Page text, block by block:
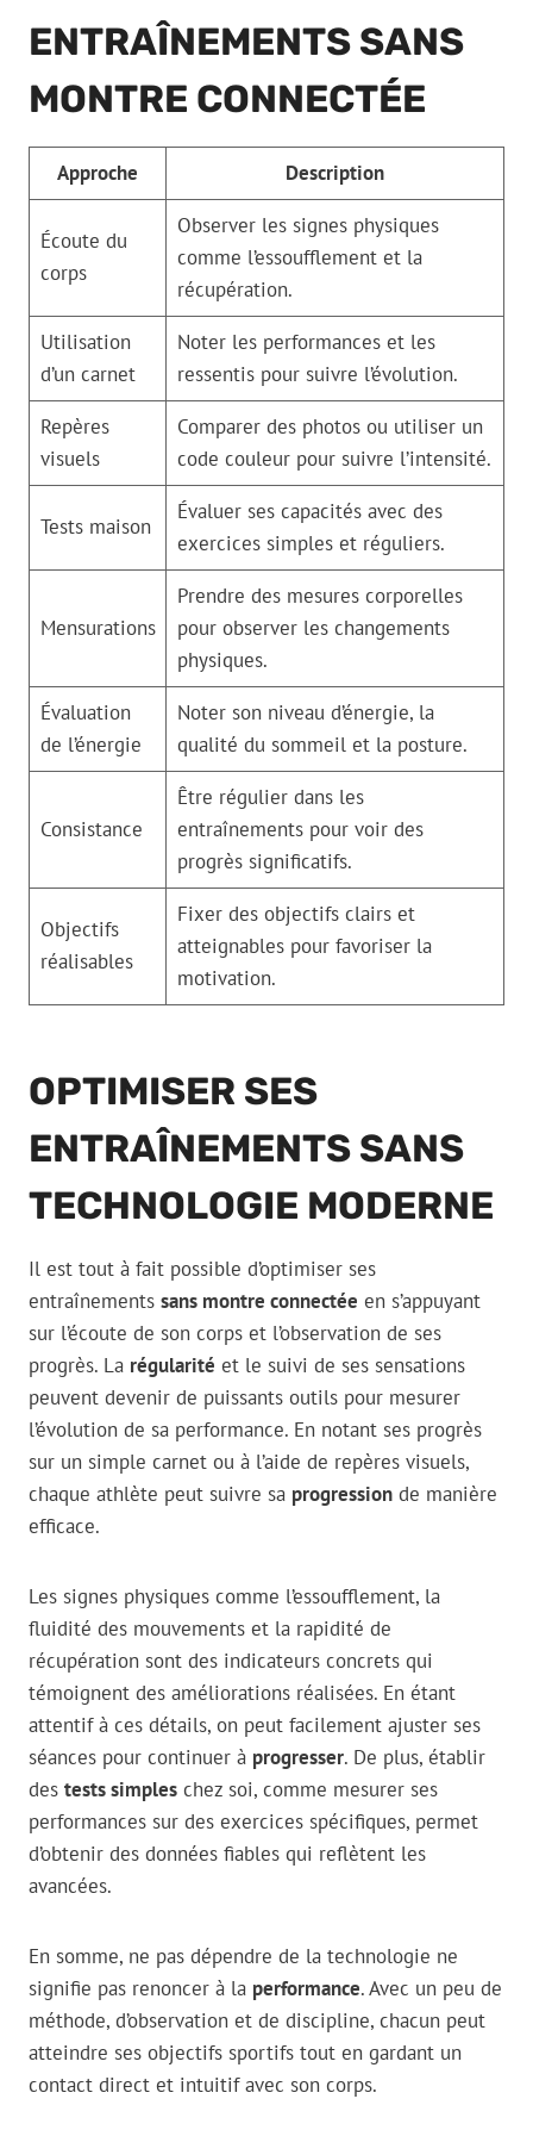
ENTRAÎNEMENTS SANS
MONTRE CONNECTÉE
Approche Description
Écoute du
corps
Observer les signes physiques
comme l’essoufflement et la
récupération.
Utilisation
d’un carnet
Noter les performances et les
ressentis pour suivre l’évolution.
Repères
visuels
Comparer des photos ou utiliser un
code couleur pour suivre l’intensité.
Tests maison
Évaluer ses capacités avec des
exercices simples et réguliers.
Mensurations
Prendre des mesures corporelles
pour observer les changements
physiques.
Évaluation
de l’énergie
Noter son niveau d’énergie, la
qualité du sommeil et la posture.
Consistance
Être régulier dans les
entraînements pour voir des
progrès significatifs.
Objectifs
réalisables
Fixer des objectifs clairs et
atteignables pour favoriser la
motivation.
OPTIMISER SES
ENTRAÎNEMENTS SANS
TECHNOLOGIE MODERNE
Il est tout à fait possible d’optimiser ses
entraînements sans montre connectée en s’appuyant
sur l’écoute de son corps et l’observation de ses
progrès. La régularité et le suivi de ses sensations
peuvent devenir de puissants outils pour mesurer
l’évolution de sa performance. En notant ses progrès
sur un simple carnet ou à l’aide de repères visuels,
chaque athlète peut suivre sa progression de manière
efficace.
Les signes physiques comme l’essoufflement, la
fluidité des mouvements et la rapidité de
récupération sont des indicateurs concrets qui
témoignent des améliorations réalisées. En étant
attentif à ces détails, on peut facilement ajuster ses
séances pour continuer à progresser. De plus, établir
des tests simples chez soi, comme mesurer ses
performances sur des exercices spécifiques, permet
d’obtenir des données fiables qui reflètent les
avancées.
En somme, ne pas dépendre de la technologie ne
signifie pas renoncer à la performance. Avec un peu de
méthode, d’observation et de discipline, chacun peut
atteindre ses objectifs sportifs tout en gardant un
contact direct et intuitif avec son corps.